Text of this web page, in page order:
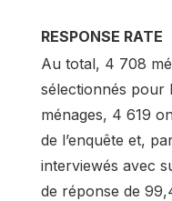
RESPONSE RATE
Au total, 4 708
sélectionnés pour
ménages, 4 619
de l’enquête et,
interviewés avec
de réponse de